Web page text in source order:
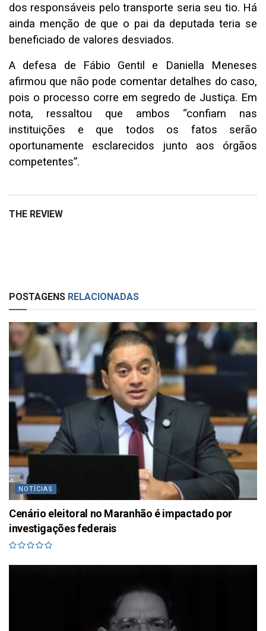
dos responsáveis pelo transporte seria seu tio. Há
ainda menção de que o pai da deputada teria se
beneficiado de valores desviados.
A defesa de Fábio Gentil e Daniella Meneses
afirmou que não pode comentar detalhes do caso,
pois o processo corre em segredo de Justiça. Em
nota, ressaltou que ambos “confiam nas
instituições e que todos os fatos serão
oportunamente esclarecidos junto aos órgãos
competentes”.
THE REVIEW
POSTAGENS RELACIONADAS
NOTÍCIAS
Cenário eleitoral no Maranhão é impactado por
investigações federais